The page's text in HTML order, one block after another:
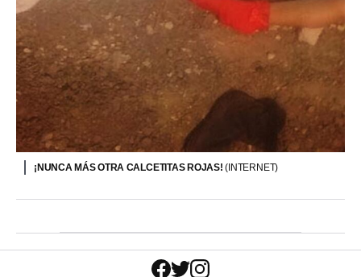
¡NUNCA MÁS OTRA CALCETITAS ROJAS!(INTERNET)